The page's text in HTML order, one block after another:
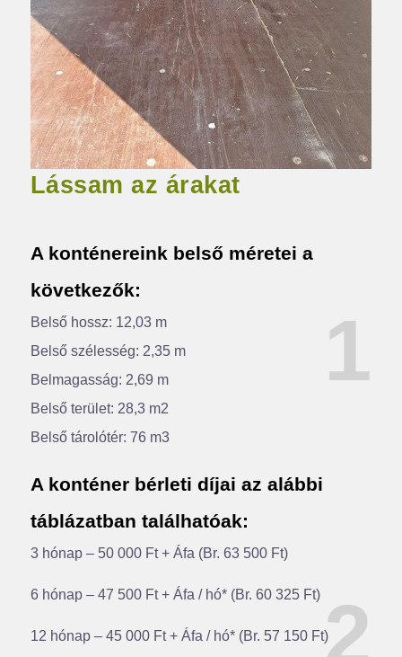
Lássam az árakat
A konténereink belső méretei a
következők:
1
Belső hossz: 12,03 m
Belső szélesség: 2,35 m
Belmagasság: 2,69 m
Belső terület: 28,3 m2
Belső tárolótér: 76 m3
A konténer bérleti díjai az alábbi
táblázatban találhatóak:
3 hónap – 50 000 Ft + Áfa (Br. 63 500 Ft)
6 hónap – 47 500 Ft + Áfa / hó* (Br. 60 325 Ft)
12 hónap – 45 000 Ft + Áfa / hó* (Br. 57 150 Ft)2